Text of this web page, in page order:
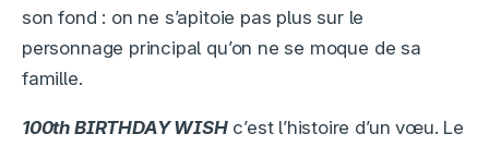
son fond : on ne s’apitoie pas plus sur le
personnage principal qu’on ne se moque de sa
famille.
100th BIRTHDAY WISHc’est l’histoire d’un vœu. Le